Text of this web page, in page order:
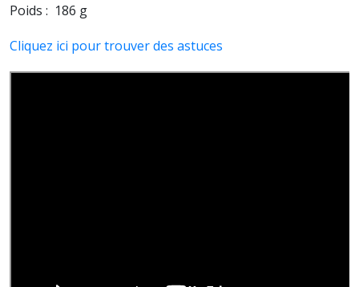
Poids : 186 g
Cliquez ici pour trouver des astuces